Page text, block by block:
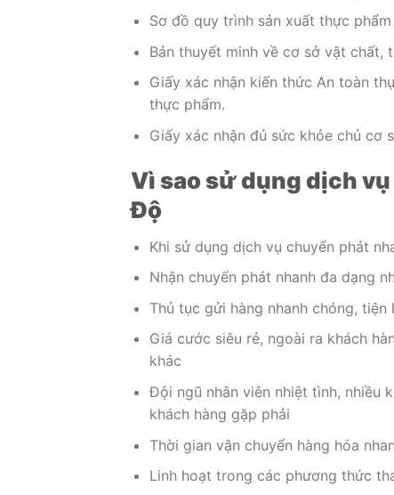
Sơ đồ quy trình sản xuất thực
Bản thuyết minh về cơ sở vật chất,
Giấy xác nhận kiến thức An toàn
thực phẩm.
Giấy xác nhận đủ sức khỏe chủ cơ
Vì sao sử dụng dịch
Độ
Khi sử dụng dịch vụ chuyển phát
Nhận chuyển phát nhanh đa dạng
Thủ tục gửi hàng nhanh chóng, tiện
Giá cước siêu rẻ, ngoài ra khách
khác
Đội ngũ nhân viên nhiệt tình, nhiều
khách hàng gặp phải
Thời gian vận chuyển hàng hóa
Linh hoạt trong các phương thức